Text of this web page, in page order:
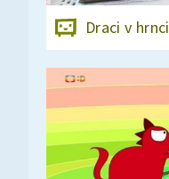
Draci v hrnci